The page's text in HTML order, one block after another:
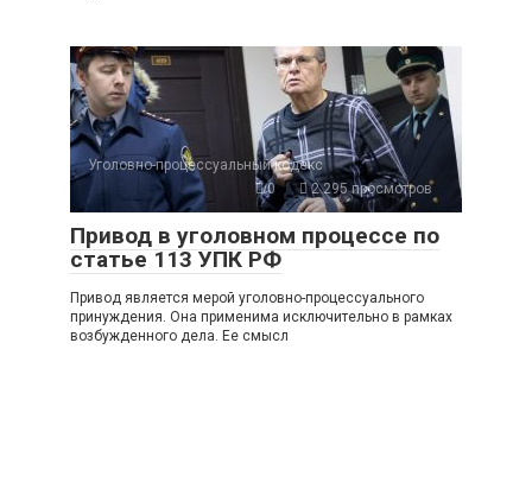
Уголовно-процессуальный кодекс
0
2 295 просмотров
Привод в уголовном процессе по
статье 113 УПК РФ
Привод является мерой уголовно-процессуального
принуждения. Она применима исключительно в рамках
возбужденного дела. Ее смысл